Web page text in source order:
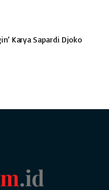
Karya Sapardi Djoko